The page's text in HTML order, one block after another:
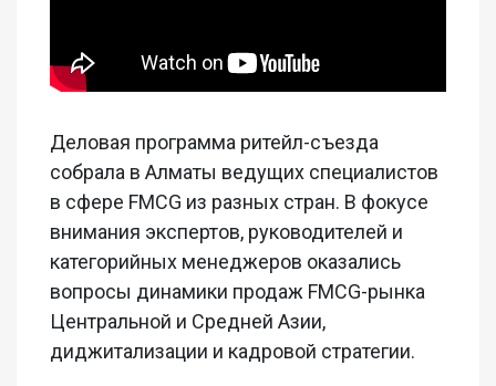
Деловая программа ритейл-съезда
собрала в Алматы ведущих специалистов
в сфере FMCG из разных стран. В фокусе
внимания экспертов, руководителей и
категорийных менеджеров оказались
вопросы динамики продаж FMCG-рынка
Центральной и Средней Азии,
диджитализации и кадровой стратегии.